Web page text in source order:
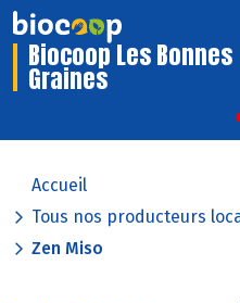
Biocoop Les Bonnes
Graines
Accueil
Tous nos producteurs
Zen Miso